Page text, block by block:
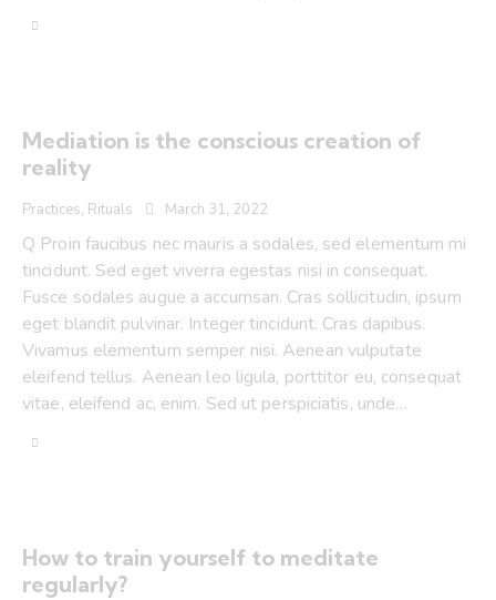
Mediation is the conscious creation of
reality
Practices, Rituals March 31, 2022
Q Proin faucibus nec mauris a sodales, sed elementum mi
tincidunt. Sed eget viverra egestas nisi in consequat.
Fusce sodales augue a accumsan. Cras sollicitudin, ipsum
eget blandit pulvinar. Integer tincidunt. Cras dapibus.
Vivamus elementum semper nisi. Aenean vulputate
eleifend tellus. Aenean leo ligula, porttitor eu, consequat
vitae, eleifend ac, enim. Sed ut perspiciatis, unde…
How to train yourself to meditate
regularly?